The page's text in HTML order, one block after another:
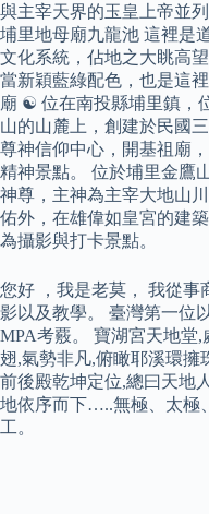
與主宰天界的玉皇上帝並
埔里地母廟九龍池 這裡是
文化系統，佔地之大眺高
當新穎藍綠配色，也是這
廟 ☯ 位在南投縣埔里鎮，
山的山麓上，創建於民國
尊神信仰中心，開基祖廟
精神景點。 位於埔里金鷹
神尊，主神為主宰大地山
佑外，在雄偉如皇宮的建
為攝影與打卡景點。
您好 ，我是老莫， 我從事
影以及教學。 臺灣第一位
MPA考覈。 寶湖宮天地堂
翅,氣勢非凡,俯瞰耶溪環擁
前後殿乾坤定位,總曰天地
地依序而下…..無極、太極
工。